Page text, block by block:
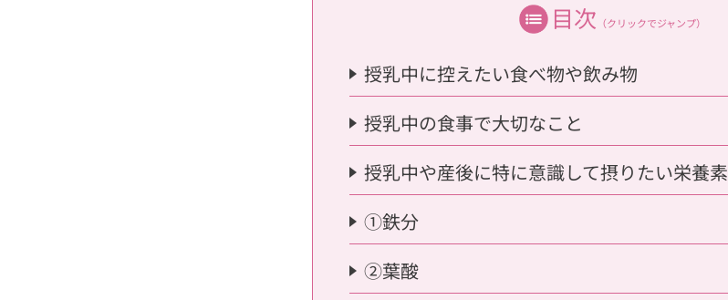
目次 （クリックでジャンプ）
授乳中に控えたい食べ物や飲み物
授乳中の食事で大切なこと
授乳中や産後に特に意識して摂りたい栄養素
①鉄分
②葉酸